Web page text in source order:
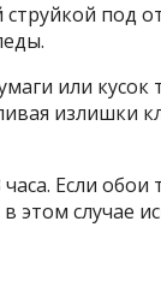
под
или кусок
излишки
Если обои
этом случае